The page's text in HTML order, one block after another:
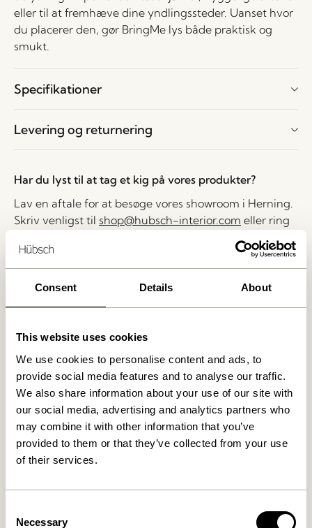
Consent Details About
This website uses cookies
We use cookies to personalise content and ads, to
provide social media features and to analyse our traffic.
We also share information about your use of our site with
our social media, advertising and analytics partners who
may combine it with other information that you’ve
provided to them or that they’ve collected from your use
of their services.
Selection
Necessary
eller til at fremhæve dine yndlingssteder. Uanset hvor
du placerer den, gør BringMe lys både praktisk og
smukt.
Specifikationer
Levering og returnering
Har du lyst til at tag et kig på vores produkter?
Lav en aftale for at besøge vores showroom i Herning.
Skriv venligst til shop@hubsch-interior.com eller ring
til vores kundeservice for at lave en aftale på
nummeret
Levering indenfor 1-4 hverdage
30 dages returret
Fri fragt over
Relaterede varer